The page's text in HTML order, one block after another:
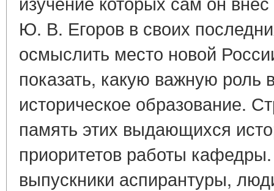
Ю. В. Егоров в своих
осмыслить место новой
показать, какую важную роль
историческое образование.
память этих выдающихся
приоритетов работы
выпускники аспирантуры,